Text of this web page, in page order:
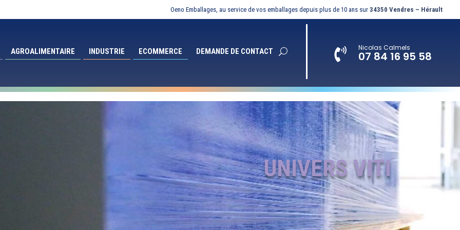
Oeno Emballages, au service de vos emballages depuis plus de 10 ans sur34350 Vendres – Hérault
AGROALIMENTAIRE INDUSTRIE ECOMMERCE DEMANDE DE CONTACT  Nicolas Calmels
07 84 16 95 58
UNIVERS VITI